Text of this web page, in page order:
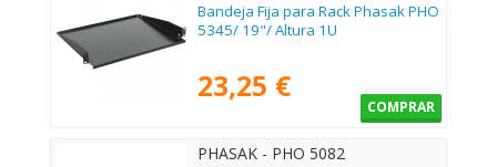
Bandeja Fija para Rack Phasak PHO
5345/ 19"/ Altura 1U
23,25 €
COMPRAR
PHASAK - PHO 5082